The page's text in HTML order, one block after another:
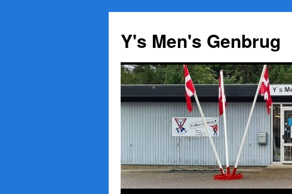
Y's Men's Genbrug